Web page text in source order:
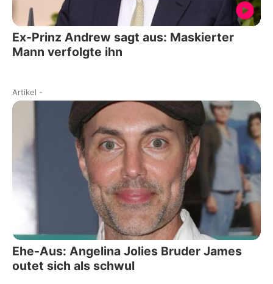
Ex-Prinz Andrew sagt aus: Maskierter
Mann verfolgte ihn
Artikel -
Ehe-Aus: Angelina Jolies Bruder James
outet sich als schwul